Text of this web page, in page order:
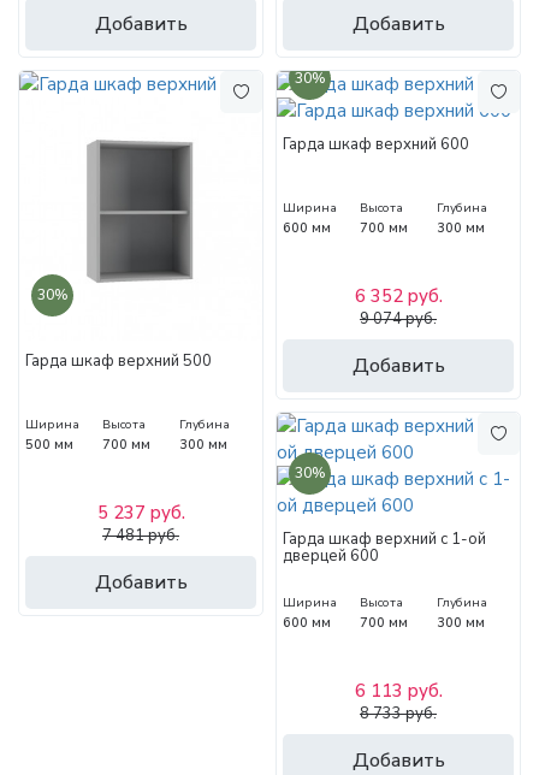
Добавить Добавить
30%
Гарда шкаф верхний 500
Ширина
500 мм
Высота
700 мм
Глубина
300 мм
Добавить
5 237 руб.
7 481 руб.
30%
Гарда шкаф верхний 600
Ширина
600 мм
Высота
700 мм
Глубина
300 мм
Добавить
6 352 руб.
9 074 руб.
30%
Гарда шкаф верхний с 1-ой
дверцей 600
Ширина
600 мм
Высота
700 мм
Глубина
300 мм
Добавить
6 113 руб.
8 733 руб.